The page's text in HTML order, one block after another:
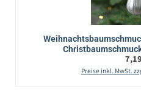
Preise inkl. MwSt.